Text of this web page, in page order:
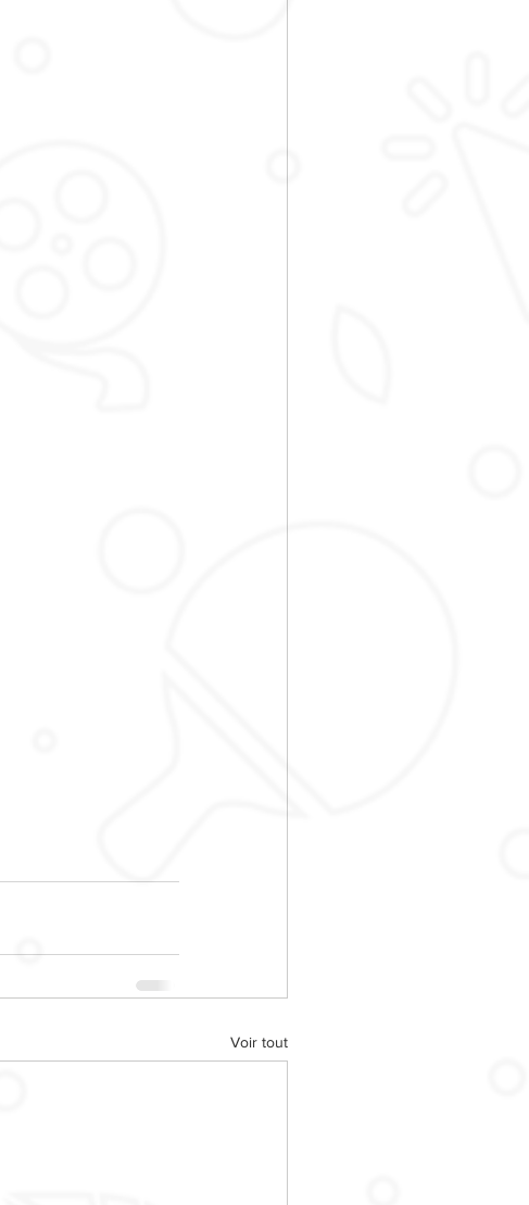
Voir tout